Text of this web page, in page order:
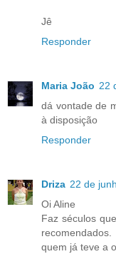
Jê
Responder
Maria João 22
dá vontade de
à disposição
Responder
Driza 22 de
Oi Aline
Faz séculos
quem já teve a